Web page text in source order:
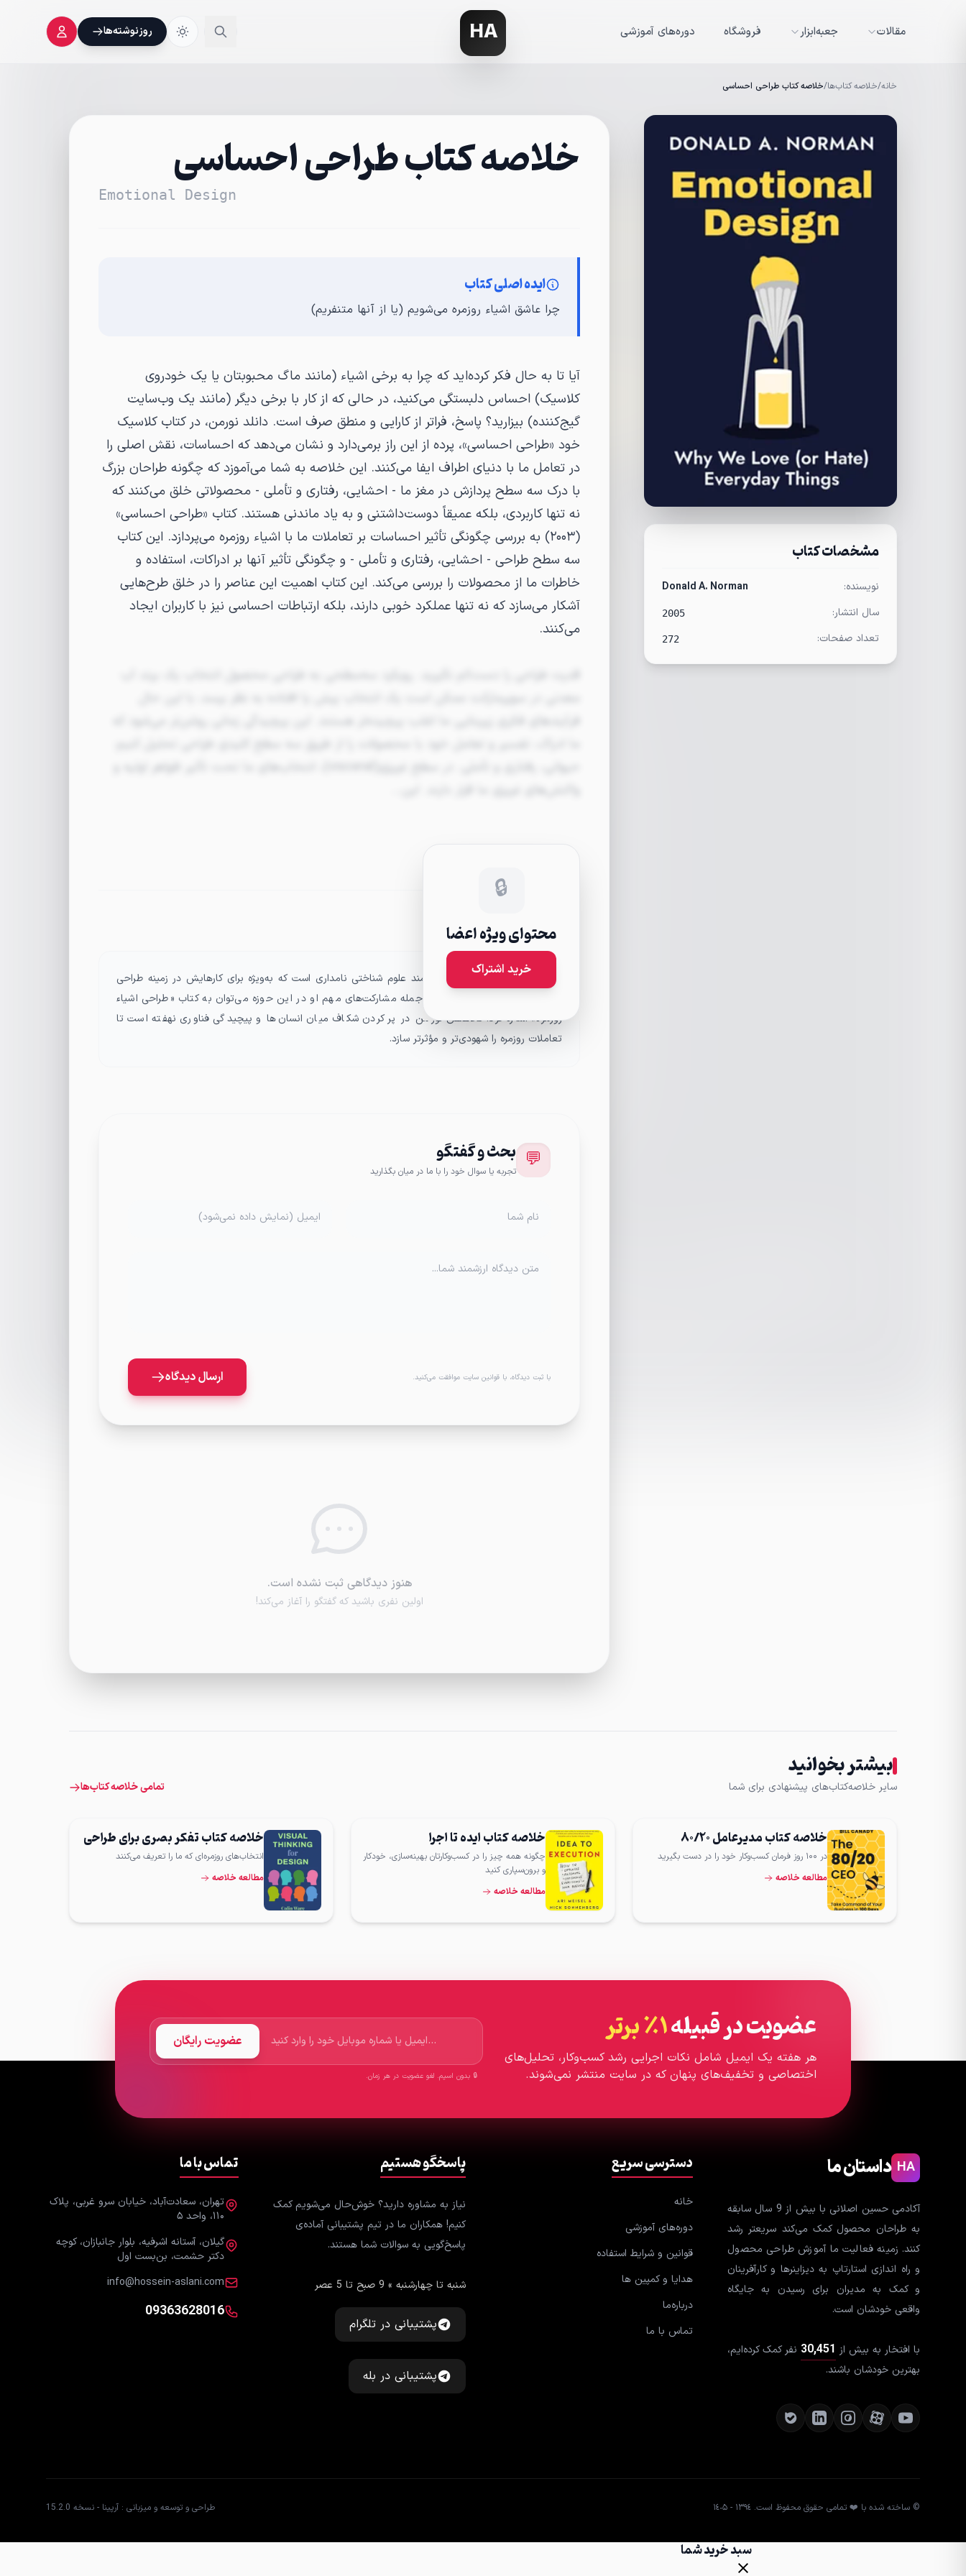
مقالات جعبه‌ابزار فروشگاه دوره‌های آموزشی HA روز‌نوشته‌ها
خانه/خلاصه کتاب‌ها/خلاصه کتاب طراحی احساسی
مشخصات کتاب
نویسنده:
Donald A. Norman
سال انتشار:
2005
تعداد صفحات: 272
خلاصه کتاب طراحی احساسیEmotional Design
ایده اصلی کتاب
چرا عاشق اشیاء روزمره می‌شویم (یا از آنها متنفریم)
آیا تا به حال فکر کرده‌اید که چرا به برخی اشیاء (مانند ماگ محبوبتان یا یک خودروی
کلاسیک) احساس دلبستگی می‌کنید، در حالی که از کار با برخی دیگر (مانند یک وب‌سایت
گیج‌کننده) بیزارید؟ پاسخ، فراتر از کارایی و منطق صرف است. دانلد نورمن، در کتاب کلاسیک
خود «طراحی احساسی»، پرده از این راز برمی‌دارد و نشان می‌دهد که احساسات، نقش اصلی را
در تعامل ما با دنیای اطراف ایفا می‌کنند. این خلاصه به شما می‌آموزد که چگونه طراحان بزرگ
با درک سه سطح پردازش در مغز ما - احشایی، رفتاری و تأملی - محصولاتی خلق می‌کنند که
نه تنها کاربردی، بلکه عمیقاً دوست‌داشتنی و به یاد ماندنی هستند. کتاب «طراحی احساسی»
(۲۰۰۳) به بررسی چگونگی تأثیر احساسات بر تعاملات ما با اشیاء روزمره می‌پردازد. این کتاب
سه سطح طراحی - احشایی، رفتاری و تأملی - و چگونگی تأثیر آنها بر ادراکات، استفاده و
خاطرات ما از محصولات را بررسی می‌کند. این کتاب اهمیت این عناصر را در خلق طرح‌هایی
آشکار می‌سازد که نه تنها عملکرد خوبی دارند، بلکه ارتباطات احساسی نیز با کاربران ایجاد
می‌کنند.
🔒
محتوای ویژه اعضا
خرید اشتراک
درباره Donald A. Norman
دانلد ای. نورمن نویسنده و دانشمند علوم شناختی نامداری است که به‌ویژه برای کارهایش در زمینه طراحی
کاربر-محور شناخته شده است. از جمله مشارکت‌های مهم او در این حوزه می‌توان به کتاب «طراحی اشیاء
روزمره» اشاره کرد. تخصص نورمن در پر کردن شکاف میان انسان‌ها و پیچیدگی فناوری نهفته است تا
تعاملات روزمره را شهودی‌تر و مؤثرتر سازد.
💬 بحث و گفتگو
تجربه یا سوال خود را با ما در میان بگذارید
نام شما ایمیل (نمایش داده نمی‌شود)
متن دیدگاه ارزشمند شما...
با ثبت دیدگاه، با قوانین سایت موافقت می‌کنید. ارسال دیدگاه
هنوز دیدگاهی ثبت نشده است.
اولین نفری باشید که گفتگو را آغاز می‌کند!
بیشتر بخوانید
سایر خلاصه‌کتاب‌های پیشنهادی برای شما تمامی خلاصه کتاب‌ها
خلاصه کتاب مدیرعامل ۸۰/۲۰
در ۱۰۰ روز فرمان کسب‌وکار خود را در دست بگیرید
مطالعه خلاصه
خلاصه کتاب ایده تا اجرا
چگونه همه چیز را در کسب‌وکارتان بهینه‌سازی، خودکار
و برون‌سپاری کنید
مطالعه خلاصه
خلاصه کتاب تفکر بصری برای طراحی
انتخاب‌های روزمره‌ای که ما را تعریف می‌کنند
مطالعه خلاصه
عضویت در قبیله۱٪ برتر
هر هفته یک ایمیل شامل نکات اجرایی رشد کسب‌وکار، تحلیل‌های
اختصاصی و تخفیف‌های پنهان که در سایت منتشر نمی‌شوند.
عضویت رایگان
🔒 بدون اسپم. لغو عضویت در هر زمان.
HA داستان ما
آکادمی حسین اصلانی با بیش از 9 سال سابقه
به طراحان محصول کمک می‌کند سریعتر رشد
کنند. زمینه فعالیت ما آموزش طراحی محصول
و راه اندازی استارتاپ به دیزاینرها و کارآفرینان
و کمک به مدیران برای رسیدن به جایگاه
واقعی خودشان است.
با افتخار به بیش از 30,451 نفر کمک کرده‌ایم،
بهترین خودشان باشند.
دسترسی سریع
خانه
دوره‌های آموزشی
قوانین و شرایط استفاده
هدایا و کمپین ها
درباره‌ما
تماس با ما
پاسخگو هستیم
نیاز به مشاوره دارید؟ خوش‌حال می‌شویم کمک
کنیم! همکاران ما در تیم پشتیبانی آماده‌ی
پاسخ‌گویی به سوالات شما هستند.
شنبه تا چهارشنبه » 9 صبح تا 5 عصر
پشتیبانی در تلگرام
پشتیبانی در بله
تماس با ما
تهران، سعادت‌آباد، خیابان سرو غربی، پلاک
۱۱۰، واحد ۵
گیلان، آستانه اشرفیه، بلوار جانبازان، کوچه
دکتر حشمت، بن‌بست اول
info@hossein-aslani.com
09363628016
© ساخته شده با ❤️ تمامی حقوق محفوظ است. ١٣٩٤ - ١٤٠۵ طراحی و توسعه و میزبانی : آرپینا - نسخه 15.2.0
سبد خرید شما